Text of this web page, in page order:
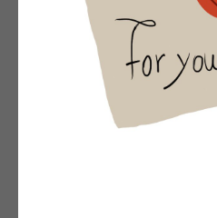
Узнать размер